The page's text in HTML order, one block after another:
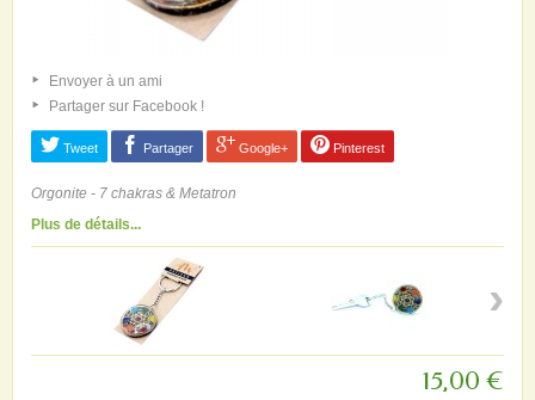
Envoyer à un ami
Partager sur Facebook !
Tweet Partager Google+ Pinterest
Orgonite - 7 chakras & Metatron
Plus de détails...
›
15,00 €